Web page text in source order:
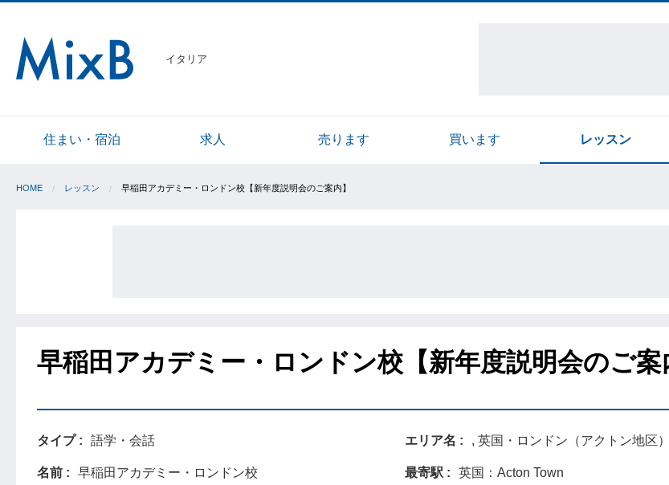
イタリア
住まい・宿泊 求人 売ります 買います レッスン
HOME レッスン 早稲田アカデミー・ロンドン校【新年度説明会のご案内】
早稲田アカデミー・ロンドン校【新年度説明会のご案
タイプ 語学・会話
名前 早稲田アカデミー・ロンドン校
エリア名 , 英国・ロンドン（アクトン地区）
最寄駅 英国：Acton Town